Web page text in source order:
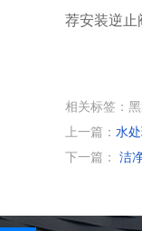
荐安装逆止
相关标签：
上一篇： 水
下一篇：
洁